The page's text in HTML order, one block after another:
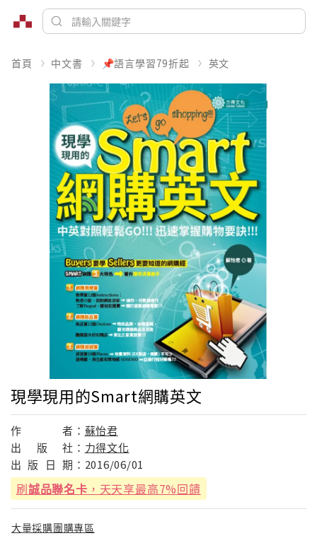
首頁 中文書 📌語言學習79折起 英文
現學現用的Smart網購英文
作 者： 蘇怡君
出
版 社： 力得文化
出 版 日 期： 2016/06/01
刷誠品聯名卡 ，天天享最高7%回饋
大量採購團購專區